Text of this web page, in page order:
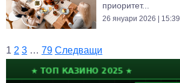
приоритет...
26 януари 2026 | 15:39
1 2 3 … 79 Следващи